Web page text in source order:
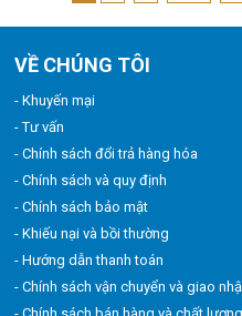
VỀ CHÚNG TÔI
- Khuyến mại
- Tư vấn
- Chính sách đổi trả hàng hóa
- Chính sách và quy định
- Chính sách bảo mật
- Khiếu nại và bồi thường
- Hướng dẫn thanh toán
- Chính sách vận chuyển và giao